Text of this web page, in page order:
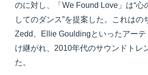
のに対し、「We Found Love」は“心
してのダンス”を提案した。これはの
Zedd、Ellie Gouldingといったアーテ
け継がれ、2010年代のサウンドトレ
た。